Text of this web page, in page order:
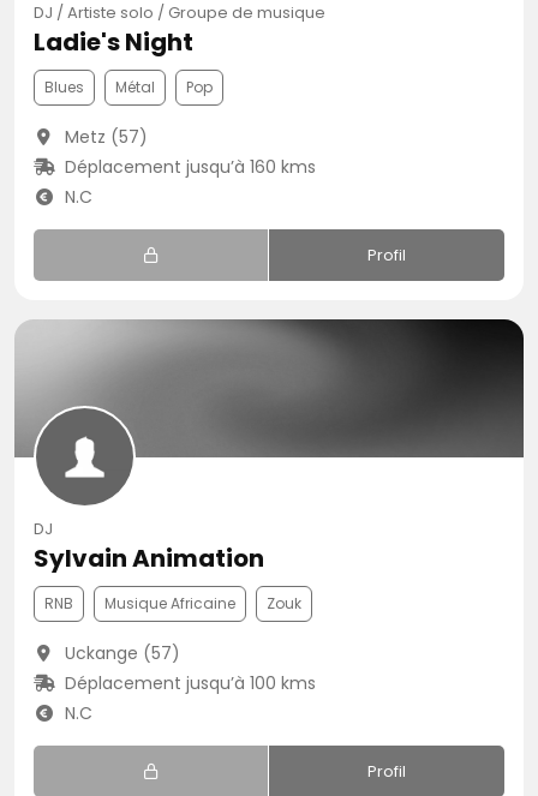
DJ / Artiste solo / Groupe de musique
Ladie's Night
Blues Métal Pop
Metz (57)
Déplacement jusqu’à 160 kms
N.C
Profil
DJ
Sylvain Animation
RNB Musique Africaine Zouk
Uckange (57)
Déplacement jusqu’à 100 kms
N.C
Profil